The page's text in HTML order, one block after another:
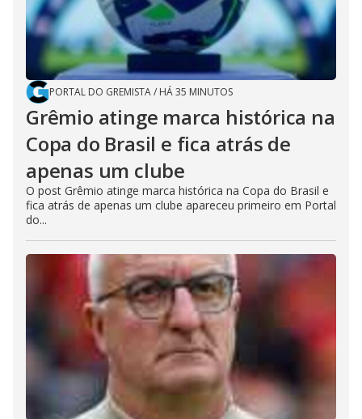
PORTAL DO GREMISTA/ HÁ 35 MINUTOS
Grêmio atinge marca histórica na
Copa do Brasil e fica atrás de
apenas um clube
O post Grêmio atinge marca histórica na Copa do Brasil e
fica atrás de apenas um clube apareceu primeiro em Portal
do...